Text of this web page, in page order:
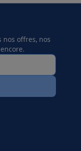
nos offres, nos